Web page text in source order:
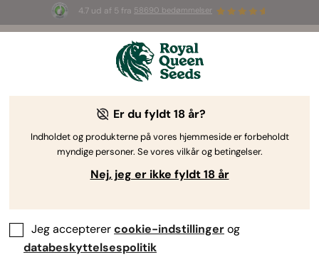
4.7 ud af 5 fra 58690 bedømmelser
3 White Widow Auto frøGRATIS til de
White Widow-cannabisfrø
Oplev White Widow-familien, der byder på de
originale gener og de bedste krydsninger. Disse
efterkommere tilbyder en selskabelig og
dage. Udforsk frøene nedenfor.
Sorter Efter
Er du fyldt 18 år?
Indholdet og produkterne på vores hjemmeside er forbeholdt
myndige personer. Se vores vilkår og betingelser.
Nej, jeg er ikke fyldt 18 år
Jeg accepterercookie-indstillingerog
databeskyttelsespolitik